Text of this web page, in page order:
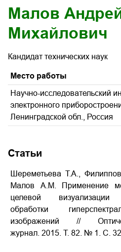
Малов
Михайлович
Кандидат технических наук
Место работы
Научно-исследовательский
электронного
Ленинградской обл., Россия
Статьи
Шереметьева Т.А., Филиппов
Малов А.М. Применение
целевой
обработки
изображений //
журнал. 2015. Т. 82. № 1. С.